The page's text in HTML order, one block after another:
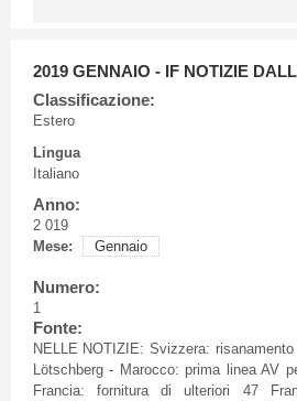
2019 GENNAIO - IF NOTIZIE
Classificazione:
Estero
Lingua
Italiano
Anno:
2 019
Mese:
Gennaio
Numero:
1
Fonte:
NELLE NOTIZIE: Svizzera:
Lötschberg - Marocco: prima linea AV
Francia: fornitura di ulteriori 47